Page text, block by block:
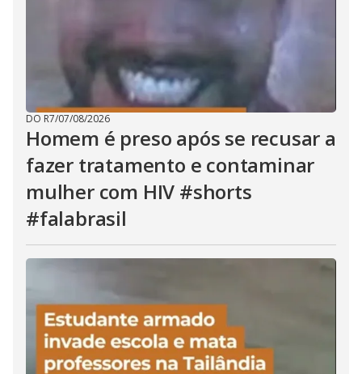
DO R7/07/08/2026
Homem é preso após se recusar a
fazer tratamento e contaminar
mulher com HIV #shorts
#falabrasil